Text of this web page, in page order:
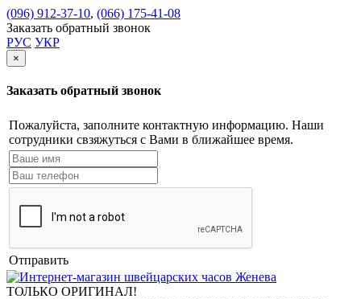
(096) 912-37-10, (066) 175-41-08
Заказать обратный звонок
РУС УКР
×
Заказать обратный звонок
Пожалуйста, заполните контактную информацию. Наши
сотрудники свзяжуться с Вами в ближайшее время.
Отправить
ТОЛЬКО ОРИГИНАЛ!